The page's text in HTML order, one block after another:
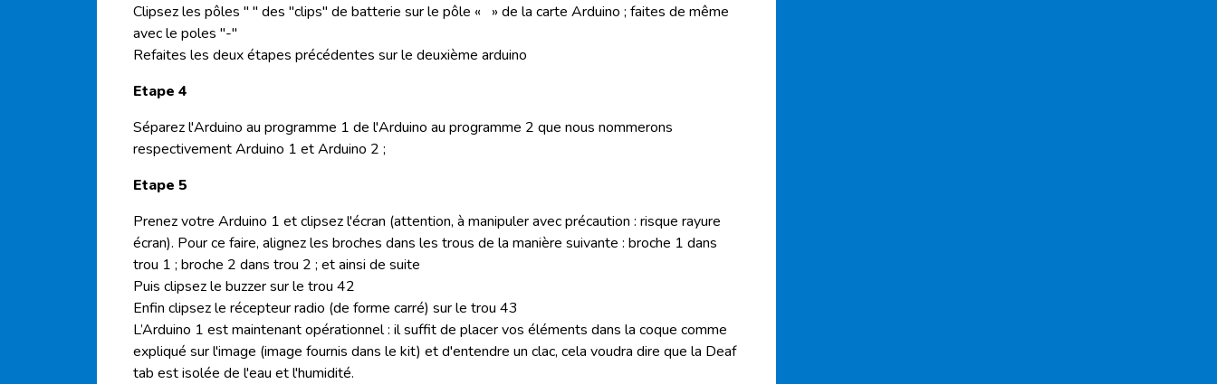
Clipsezles pôles " " des "clips" de batterie sur le pôle « » de la carte Arduino ; faites de même
avec le poles "-"
Refaites les deux étapes précédentes sur le deuxième arduino
Etape 4
Séparez l'Arduino au programme 1 de l'Arduino au programme 2 que nous nommerons
respectivementArduino 1 etArduino 2 ;
Etape 5
Prenez votre Arduino 1 etclipsezl'écran (attention, à manipuler avec précaution : risque rayure
écran). Pour ce faire, alignez les broches dans les trous de la manière suivante : broche 1 dans
trou 1 ; broche 2 dans trou 2 ; et ainsi de suite
Puis clipsezle buzzersur le trou 42
Enfin clipsezle récepteur radio (de forme carré) sur le trou 43
L’Arduino 1 est maintenant opérationnel : il suffit de placer vos éléments dans la coque comme
expliqué sur l'image (image fournis dans le kit) et d'entendre un clac, cela voudra dire que la Deaf
tab est isolée de l'eau et l'humidité.